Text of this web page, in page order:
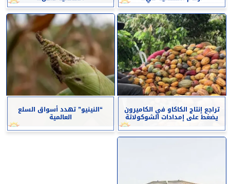
تراجع إنتاج الكاكاو في الكاميرون
يضغط على إمدادات الشوكولاتة
“النينيو” تهدد أسواق السلع
العالمية